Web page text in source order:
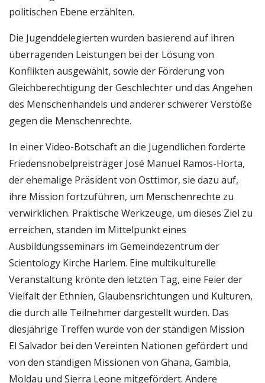
politischen Ebene erzählten.
Die Jugenddelegierten wurden basierend auf ihren
überragenden Leistungen bei der Lösung von
Konflikten ausgewählt, sowie der Förderung von
Gleichberechtigung der Geschlechter und das Angehen
des Menschenhandels und anderer schwerer Verstöße
gegen die Menschenrechte.
In einer Video-Botschaft an die Jugendlichen forderte
Friedensnobelpreisträger José Manuel Ramos-Horta,
der ehemalige Präsident von Osttimor, sie dazu auf,
ihre Mission fortzuführen, um Menschenrechte zu
verwirklichen. Praktische Werkzeuge, um dieses Ziel zu
erreichen, standen im Mittelpunkt eines
Ausbildungsseminars im Gemeindezentrum der
Scientology Kirche Harlem. Eine multikulturelle
Veranstaltung krönte den letzten Tag, eine Feier der
Vielfalt der Ethnien, Glaubensrichtungen und Kulturen,
die durch alle Teilnehmer dargestellt wurden. Das
diesjährige Treffen wurde von der ständigen Mission
El Salvador bei den Vereinten Nationen gefördert und
von den ständigen Missionen von Ghana, Gambia,
Moldau und Sierra Leone mitgefördert. Andere